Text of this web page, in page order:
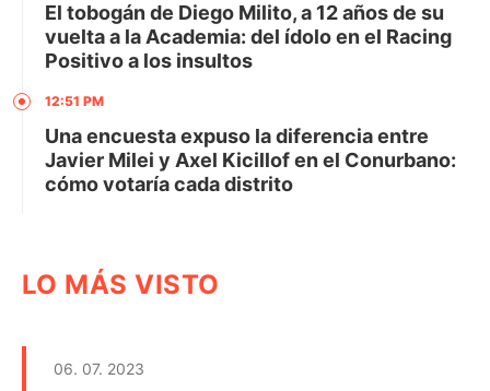
El tobogán de Diego Milito, a 12 años de su
vuelta a la Academia: del ídolo en el Racing
Positivo a los insultos
12:51 PM
Una encuesta expuso la diferencia entre
Javier Milei y Axel Kicillof en el Conurbano:
cómo votaría cada distrito
LO MÁS VISTO
06. 07. 2023